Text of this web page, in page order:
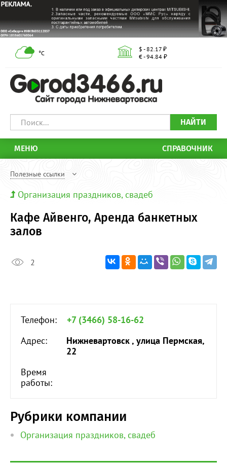
°С
$ - 82.17 ₽
€ - 94.84 ₽
НАЙТИ
МЕНЮ СПРАВОЧНИК
Полезные ссылки
Организация праздников, свадеб
Кафе Айвенго, Аренда банкетных
залов
2
Телефон:
+7 (3466) 58-16-62
Адрес:
Нижневартовск , улица Пермская,
22
Время
работы:
Рубрики компании
Организация праздников, свадеб